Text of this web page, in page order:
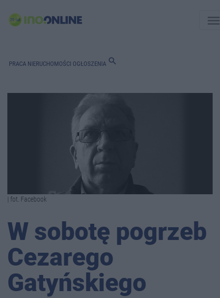
PRACA NIERUCHOMOŚCI OGŁOSZENIA search
| fot. Facebook
W sobotę pogrzeb
Cezarego
Gatyńskiego